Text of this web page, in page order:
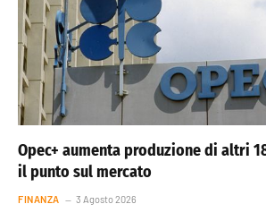
Opec+ aumenta produzione di altri
il punto sul mercato
FINANZA 3 Agosto 2026